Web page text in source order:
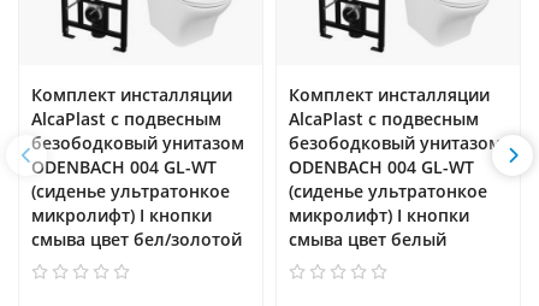
Комплект инсталляции
AlcaPlast с подвесным
безободковый унитазом
ODENBACH 004 GL-WT
(сиденье ультратонкое
микролифт) I кнопки
смыва цвет бел/золотой
Комплект инсталляции
AlcaPlast с подвесным
безободковый унитазом
ODENBACH 004 GL-WT
(сиденье ультратонкое
микролифт) I кнопки
смыва цвет белый